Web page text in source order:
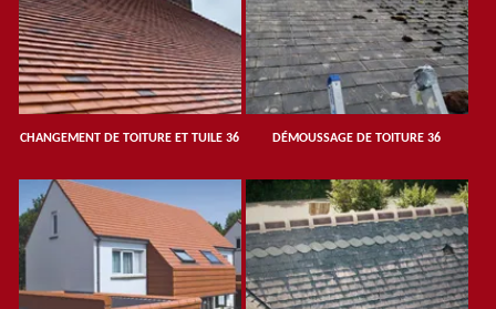
CHANGEMENT DE TOITURE ET TUILE 36 DÉMOUSSAGE DE TOITURE 36